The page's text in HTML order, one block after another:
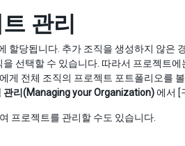
관리
할당됩니다. 추가 조직을 생성하지 않은
선택할 수 있습니다. 따라서 프로젝트
게 전체 조직의 프로젝트 포트폴리오를
관리(Managing your Organization)에서 [
프로젝트를 관리할 수도 있습니다.